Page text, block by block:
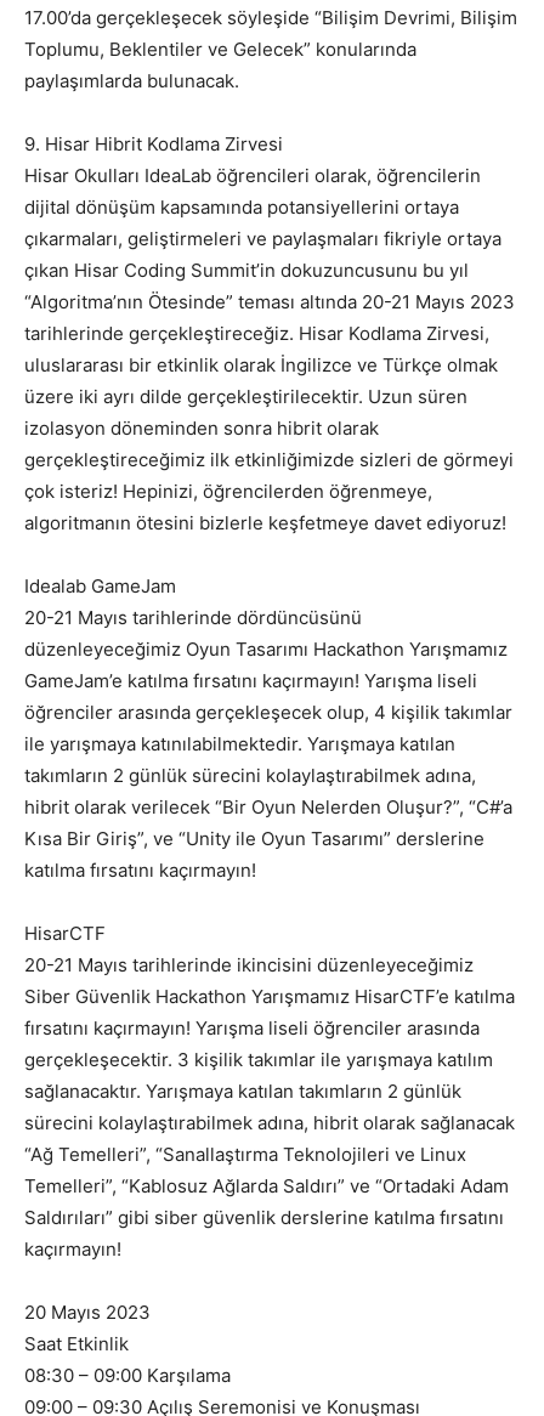
17.00’da gerçekleşecek söyleşide “Bilişim Devrimi, Bilişim
Toplumu, Beklentiler ve Gelecek” konularında
paylaşımlarda bulunacak.
9. Hisar Hibrit Kodlama Zirvesi
Hisar Okulları IdeaLab öğrencileri olarak, öğrencilerin
dijital dönüşüm kapsamında potansiyellerini ortaya
çıkarmaları, geliştirmeleri ve paylaşmaları fikriyle ortaya
çıkan Hisar Coding Summit’in dokuzuncusunu bu yıl
“Algoritma’nın Ötesinde” teması altında 20-21 Mayıs 2023
tarihlerinde gerçekleştireceğiz. Hisar Kodlama Zirvesi,
uluslararası bir etkinlik olarak İngilizce ve Türkçe olmak
üzere iki ayrı dilde gerçekleştirilecektir. Uzun süren
izolasyon döneminden sonra hibrit olarak
gerçekleştireceğimiz ilk etkinliğimizde sizleri de görmeyi
çok isteriz! Hepinizi, öğrencilerden öğrenmeye,
algoritmanın ötesini bizlerle keşfetmeye davet ediyoruz!
Idealab GameJam
20-21 Mayıs tarihlerinde dördüncüsünü
düzenleyeceğimiz Oyun Tasarımı Hackathon Yarışmamız
GameJam’e katılma fırsatını kaçırmayın! Yarışma liseli
öğrenciler arasında gerçekleşecek olup, 4 kişilik takımlar
ile yarışmaya katınılabilmektedir. Yarışmaya katılan
takımların 2 günlük sürecini kolaylaştırabilmek adına,
hibrit olarak verilecek “Bir Oyun Nelerden Oluşur?”, “C#’a
Kısa Bir Giriş”, ve “Unity ile Oyun Tasarımı” derslerine
katılma fırsatını kaçırmayın!
HisarCTF
20-21 Mayıs tarihlerinde ikincisini düzenleyeceğimiz
Siber Güvenlik Hackathon Yarışmamız HisarCTF’e katılma
fırsatını kaçırmayın! Yarışma liseli öğrenciler arasında
gerçekleşecektir. 3 kişilik takımlar ile yarışmaya katılım
sağlanacaktır. Yarışmaya katılan takımların 2 günlük
sürecini kolaylaştırabilmek adına, hibrit olarak sağlanacak
“Ağ Temelleri”, “Sanallaştırma Teknolojileri ve Linux
Temelleri”, “Kablosuz Ağlarda Saldırı” ve “Ortadaki Adam
Saldırıları” gibi siber güvenlik derslerine katılma fırsatını
kaçırmayın!
20 Mayıs 2023
Saat Etkinlik
08:30 – 09:00 Karşılama
09:00 – 09:30 Açılış Seremonisi ve Konuşması